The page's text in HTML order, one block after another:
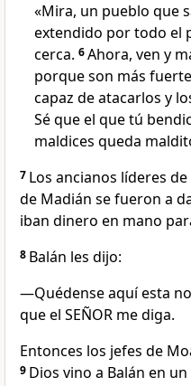
«Mira, un pueblo que
extendido por todo el
cerca. 6Ahora, ven y
porque son más
capaz de atacarlos y
Sé que el que tú
maldices queda
7 Los ancianos líderes
de Madián se fueron a
iban dinero en mano
8 Balán les dijo:
—Quédense aquí esta
que el SEÑOR me diga.
Entonces los jefes de
9 Dios vino a Balán en